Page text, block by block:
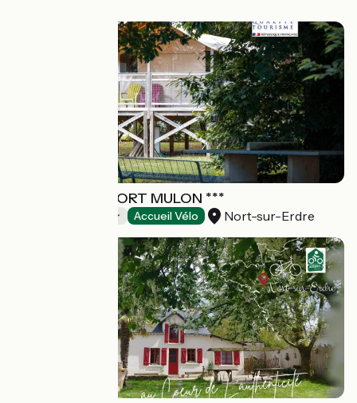
CAMPING DU PORT MULON ***
Accueil Vélo Nort-sur-Erdre